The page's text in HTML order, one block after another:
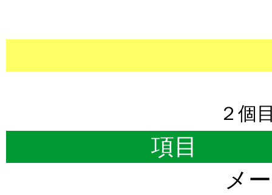
２個
項目
メ